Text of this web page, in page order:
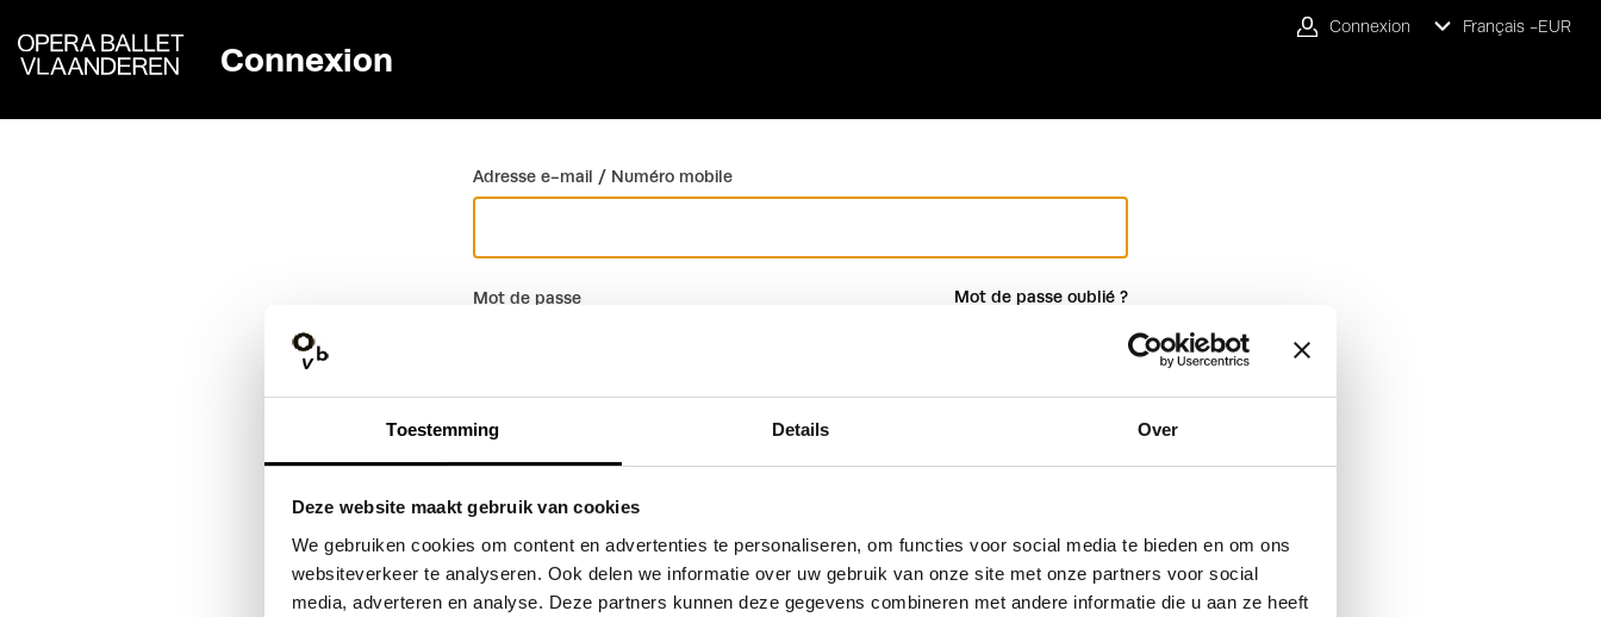
Toestemming Details Over
Deze website maakt gebruik van cookies
We gebruiken cookies om content en advertenties te personaliseren, om functies voor social media te bieden en om ons
websiteverkeer te analyseren. Ook delen we informatie over uw gebruik van onze site met onze partners voor social
media, adverteren en analyse. Deze partners kunnen deze gegevens combineren met andere informatie die u aan ze heeft
Retour
Connexion
Connexion Français -EUR
Adresse e-mail / Numéro mobile
Mot de passe Mot de passe oublié ?
Beste klant, we vragen zo meteen naar je geboortedatum. Waarom? Enerzijds
omdat ons dat belangrijke inzichten geeft over de leeftijd van ons
publieksbestand maar er zit ook voor jou een bonus aan vast. Wat precies? Dat
blijft een verrassing voor je verjaardag. Vergeet het veld dus niet in te vullen.